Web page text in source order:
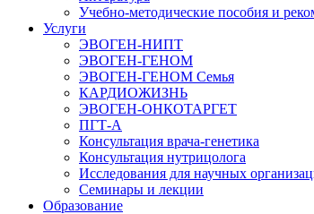
Учебно-методические пособия и
Услуги
ЭВОГЕН-НИПТ
ЭВОГЕН-ГЕНОМ
ЭВОГЕН-ГЕНОМ Семья
КАРДИОЖИЗНЬ
ЭВОГЕН-ОНКОТАРГЕТ
ПГТ-А
Консультация врача-генетика
Консультация нутрицолога
Исследования для научных
Семинары и лекции
Образование